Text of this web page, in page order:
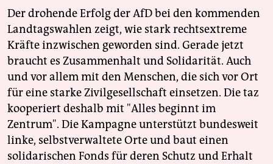
Der drohende Erfolg der AfD bei den kommenden
Landtagswahlen zeigt, wie stark rechtsextreme
Kräfte inzwischen geworden sind. Gerade jetzt
braucht es Zusammenhalt und Solidarität. Auch
und vor allem mit den Menschen, die sich vor Ort
für eine starke Zivilgesellschaft einsetzen. Die taz
kooperiert deshalb mit "Alles beginnt im
Zentrum". Die Kampagne unterstützt bundesweit
linke, selbstverwaltete Orte und baut einen
solidarischen Fonds für deren Schutz und Erhalt